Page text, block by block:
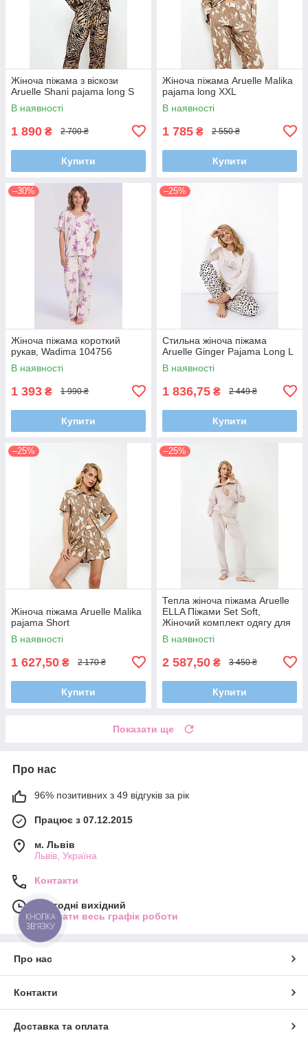
Жіноча піжама з віскози
Aruelle Shani pajama long S
В наявності
1 890 ₴ 2 700 ₴
Купити
Жіноча піжама Aruelle Malika
pajama long XXL
В наявності
1 785 ₴ 2 550 ₴
Купити
–30%
Жіноча піжама короткий
рукав, Wadima 104756
В наявності
1 393 ₴ 1 990 ₴
Купити
–25%
Стильна жіноча піжама
Aruelle Ginger Pajama Long L
В наявності
1 836,75 ₴ 2 449 ₴
Купити
–25%
Жіноча піжама Aruelle Malika
pajama Short
В наявності
1 627,50 ₴ 2 170 ₴
Купити
–25%
Тепла жіноча піжама Aruelle
ELLA Піжами Set Soft,
Жіночий комплект одягу для
дому та відпочинку
В наявності
2 587,50 ₴ 3 450 ₴
Купити
Показати ще
Про нас
96% позитивних з 49 відгуків за рік
Працює з 07.12.2015
м. Львів
Львів, Україна
Контакти
Сьогодні вихідний
Показати весь графік роботи
Про нас
Контакти
Доставка та оплата
КНОПКА
ЗВ'ЯЗКУ